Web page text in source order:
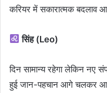
करियर में सकारात्मक बदलाव
सिंह (Leo)
दिन सामान्य रहेगा लेकिन नए
हुई जान-पहचान आगे चलकर